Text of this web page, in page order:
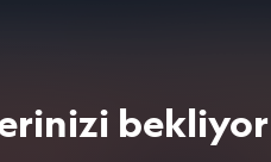
bekliyor